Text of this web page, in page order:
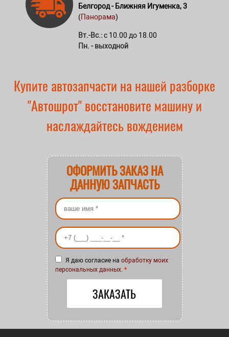
Белгород - Ближняя Игуменка, 3
(Панорама)
Вт.-Вс.:с 10.00 до 18.00
Пн. - выходной
Купите автозапчасти на нашей разборке
"Автошрот" восстановите машину и
наслаждайтесь вождением
ОФОРМИТЬ ЗАКАЗ НА
ДАННУЮ ЗАПЧАСТЬ
Ваше имя*
Ваш номер телефона*
Я даю согласие на обработку моих
персональных данных. *